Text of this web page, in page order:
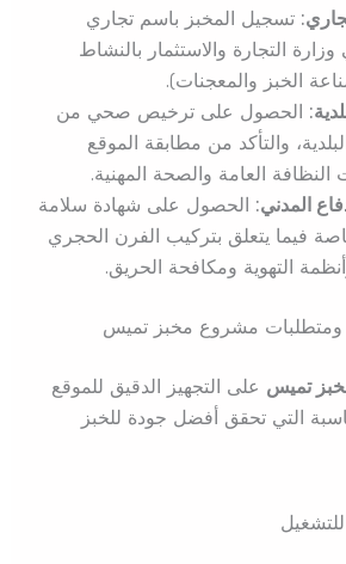
تسجيل المخبز باسم تجاري
التجارة والاستثمار بالنشاط
الخبز والمعجنات).
الحصول على ترخيص صحي من
والتأكد من مطابقة الموقع
العامة والصحة المهنية.
المدني:الحصول على شهادة سلامة
فيما يتعلق بتركيب الفرن الحجري
التهوية ومكافحة الحريق.
مشروع مخبز تميس
تميسعلى التجهيز الدقيق للموقع
التي تحقق أفضل جودة للخبز